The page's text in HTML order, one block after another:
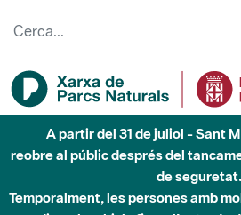
A partir del 31 de juliol - Sant
reobre al públic després del
de seguretat.
Temporalment, les persones amb